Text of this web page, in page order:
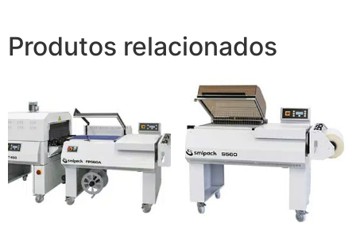
Produtos relacionados